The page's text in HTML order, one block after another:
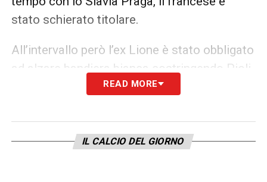
stato schierato titolare.
All’intervallo però l’ex Lione è stato obbligato
ad alzare bandiera bianca costringendo Pioli
a fare il primo cambio. Al suo posto è entrato
circa le sue condizioni.
READ MORE
IL CALCIO DEL GIORNO